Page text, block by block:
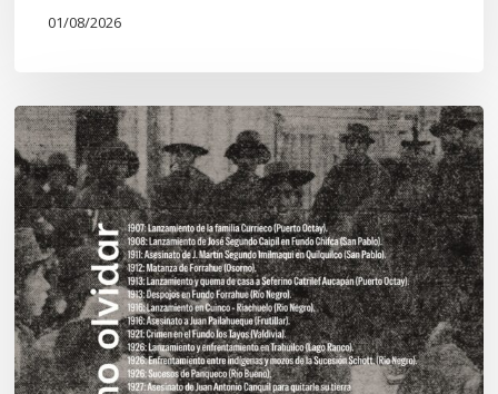
01/08/2026
Chawrakawin:
Palimpsesto
explora
a
través
del
arte
las